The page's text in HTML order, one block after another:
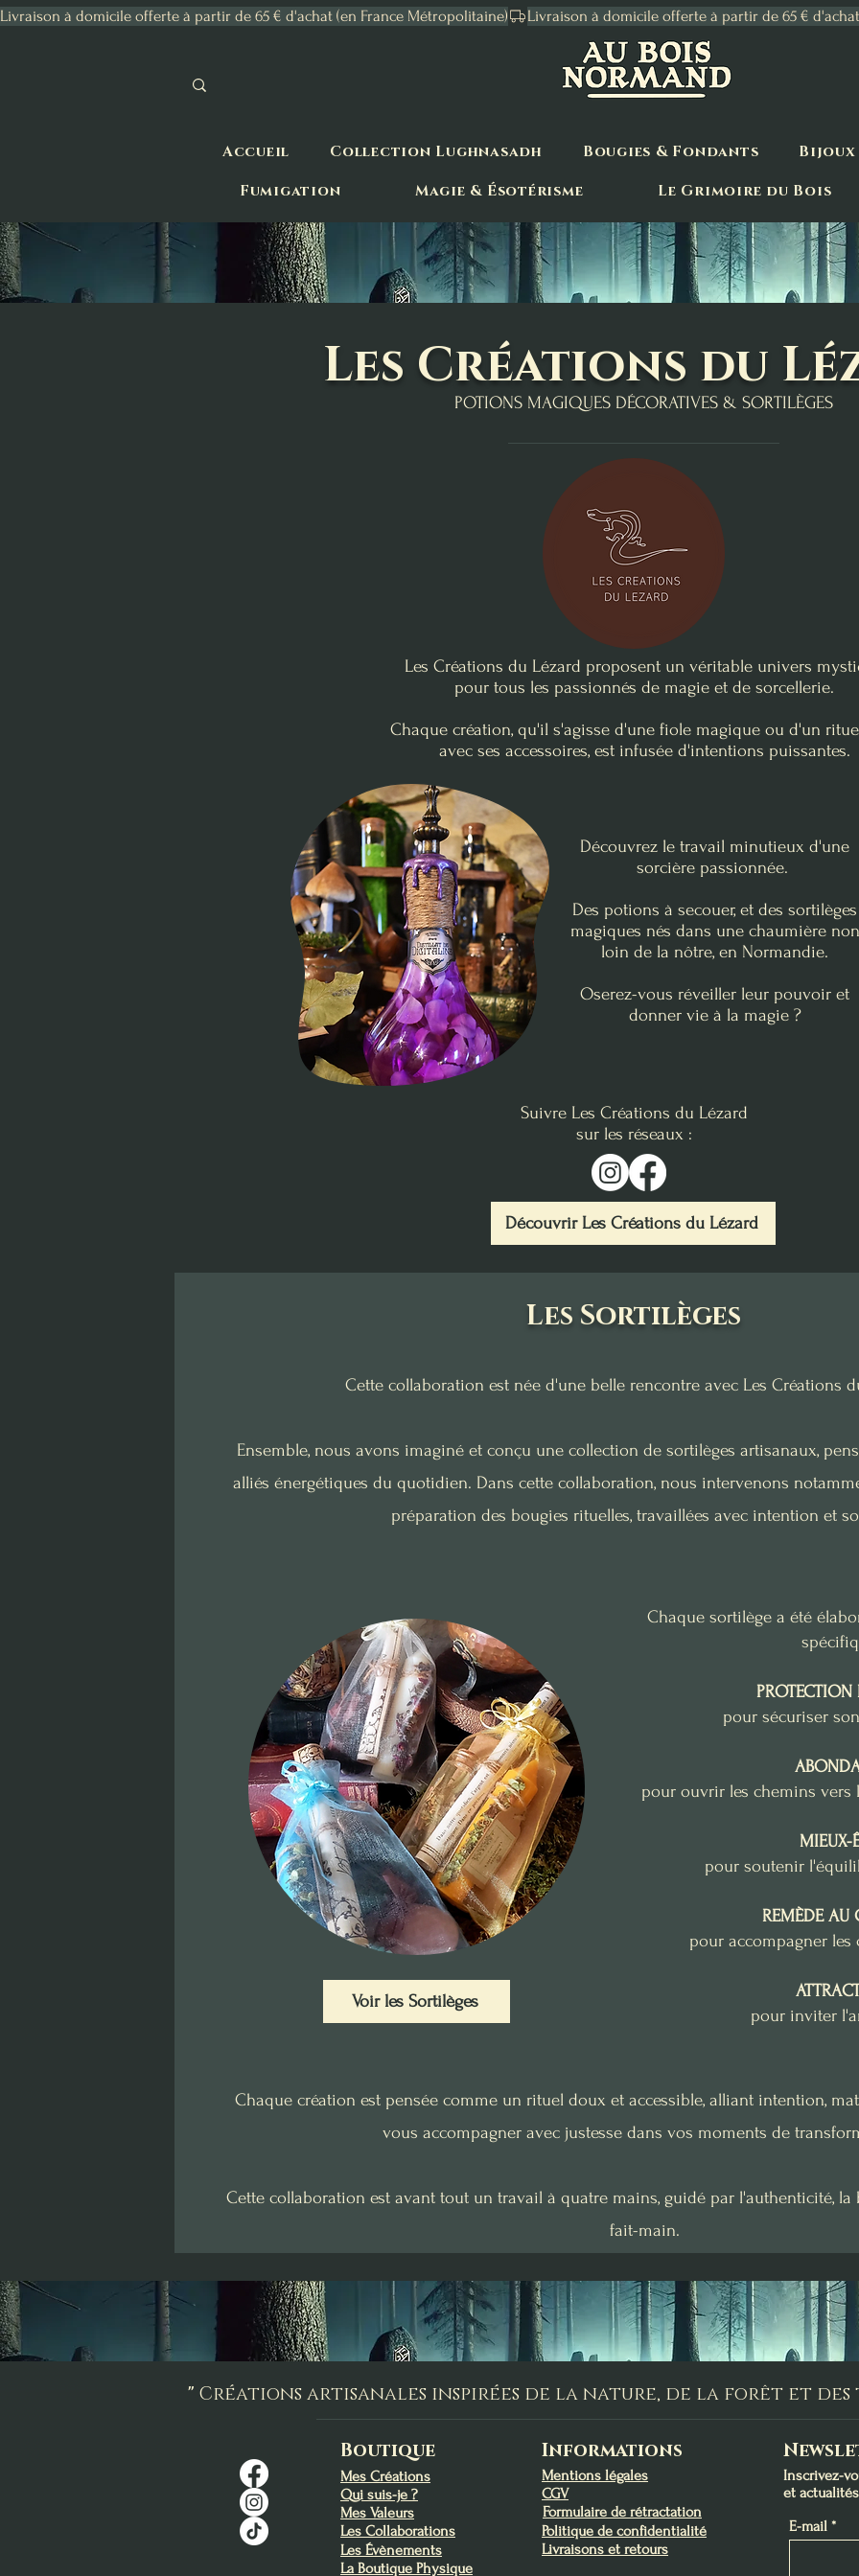
Livraison à domicile offerte à partir de 65 € d'achat (en France Métropolitaine)
Accueil Collection Lughnasadh Bougies & Fondants
Bijoux
Fumigation
Magie & Ésotérisme Le Grimoire du Bois
Les Créations du
POTIONS MAGIQUES DÉCORATIVES & SORTILÈGES
Les Créations du Lézard proposent un véritable univers
pour tous les passionnés de magie et de sorcellerie.
Chaque création, qu'il s'agisse d'une fiole magique ou d'un
avec ses accessoires, est infusée d'intentions puissantes.
Découvrez le travail minutieux d'une
sorcière passionnée.
Des potions à secouer, et des sortilèges
magiques nés dans une chaumière non
loin de la nôtre, en Normandie.
Oserez-vous réveiller leur pouvoir et
donner vie à la magie ?
Suivre Les Créations du Lézard
sur les réseaux :
Découvrir Les Créations du Lézard
Les Sortilèges
Cette collaboration est née d'une belle rencontre avec Les Créations
Ensemble, nous avons imaginé et conçu une collection de sortilèges artisanaux,
alliés énergétiques du quotidien. Dans cette collaboration, nous intervenons
préparation des bougies rituelles, travaillées avec intention et
Voir les Sortilèges
Chaque sortilège a été
​PROTECTION
pour sécuriser
pour ouvrir les chemins vers
MIEUX-
pour soutenir
REMÈDE AU
pour accompagner
pour inviter
Chaque création est pensée comme un rituel doux et accessible, alliant intention,
vous accompagner avec justesse dans vos moments de
Cette collaboration est avant tout un travail à quatre mains, guidé par l'authenticité,
fait-main.
" Créations artisanales inspirées de la nature, de la forêt et
Boutique
Mes Créations
Qui suis-je ?
Mes Valeurs
Les Collaborations
Les Évènements
La Boutique Physique
Informations
Mentions légales
CGV
Politique de confidentialité
Livraisons et retours
Formulaire de rétractation
Inscrivez-
et
E-mail